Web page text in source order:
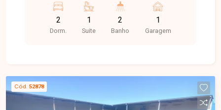
da cidade e proximidade com supermercados,
escolas, farmácias e diversos comércios,
proporcionando praticidade, conforto e qualidade
vaga de garagem. Conta com armários planejados
nos quartos, banheiros e cozinha, oferecendo
ambientes funcionais, organizados e prontos
2
Dorm.
1
Suite
2
Banho
1
Garagem
Cód. 52878